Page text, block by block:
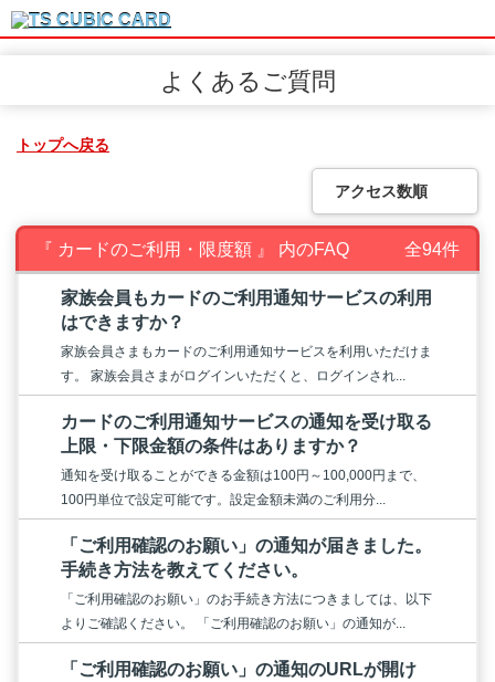
よくあるご質問
トップへ戻る
アクセス数順
『 カードのご利用・限度額 』 内のFAQ 全94件
家族会員もカードのご利用通知サービスの利用
はできますか？
家族会員さまもカードのご利用通知サービスを利用いただけま
す。 家族会員さまがログインいただくと、ログインされ...
カードのご利用通知サービスの通知を受け取る
上限・下限金額の条件はありますか？
通知を受け取ることができる金額は100円～100,000円まで、
100円単位で設定可能です。設定金額未満のご利用分...
「ご利用確認のお願い」の通知が届きました。
手続き方法を教えてください。
「ご利用確認のお願い」のお手続き方法につきましては、以下
よりご確認ください。 「ご利用確認のお願い」の通知が...
「ご利用確認のお願い」の通知のURLが開け